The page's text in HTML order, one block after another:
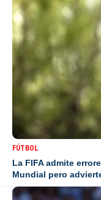
FÚTBOL
La FIFA admite
Mundial pero